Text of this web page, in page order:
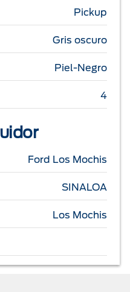
Pickup
Gris oscuro
Piel-Negro
4
Ford Los Mochis
SINALOA
Los Mochis